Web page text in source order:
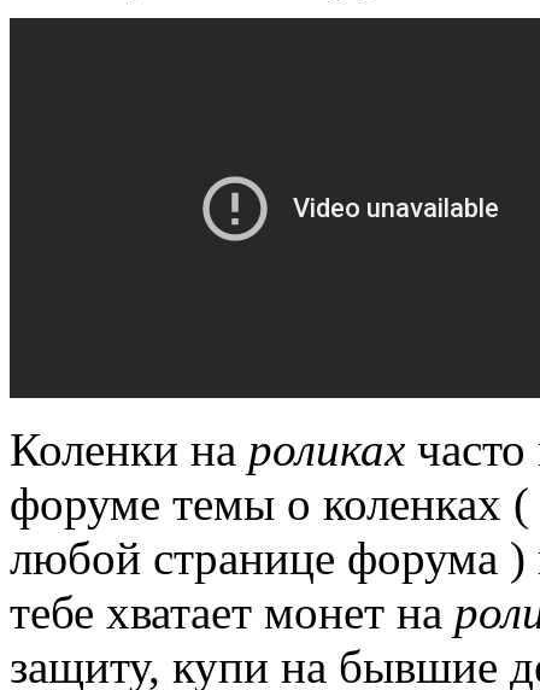
Коленки на роликах
форуме темы о коленках
любой странице форума )
тебе хватает монет на
защиту, купи на бывшие